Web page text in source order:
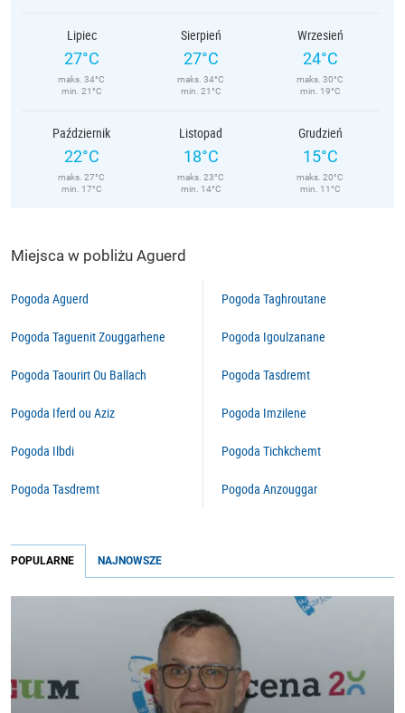
Lipiec
27°C
maks. 34°C
min. 21°C
Sierpień
27°C
maks. 34°C
min. 21°C
Wrzesień
24°C
maks. 30°C
min. 19°C
Październik
22°C
maks. 27°C
min. 17°C
Listopad
18°C
maks. 23°C
min. 14°C
Grudzień
15°C
maks. 20°C
min. 11°C
Miejsca w pobliżu Aguerd
Pogoda Aguerd
Pogoda Taguenit Zouggarhene
Pogoda Taourirt Ou Ballach
Pogoda Iferd ou Aziz
Pogoda Ilbdi
Pogoda Tasdremt
Pogoda Taghroutane
Pogoda Igoulzanane
Pogoda Tasdremt
Pogoda Imzilene
Pogoda Tichkchemt
Pogoda Anzouggar
POPULARNE NAJNOWSZE